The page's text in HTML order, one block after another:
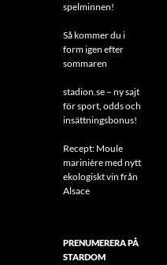
spelminnen!
Så kommer du i
form igen efter
sommaren
stadion.se – ny sajt
för sport, odds och
insättningsbonus!
Recept: Moule
marinière med nytt
ekologiskt vin från
Alsace
PRENUMERERA PÅ
STARDOM